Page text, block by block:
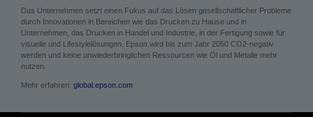
Das Unternehmen setzt einen Fokus auf das Lösen gesellschaftlicher Probleme
durch Innovationen in Bereichen wie das Drucken zu Hause und in
Unternehmen, das Drucken in Handel und Industrie, in der Fertigung sowie für
visuelle und Lifestylelösungen. Epson wird bis zum Jahr 2050 CO2-negativ
werden und keine unwiederbringlichen Ressourcen wie Öl und Metalle mehr
nutzen.
Mehr erfahren: global.epson.com